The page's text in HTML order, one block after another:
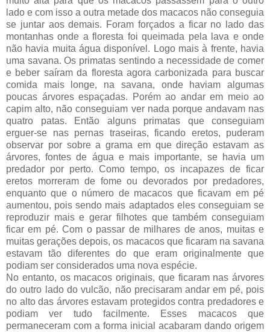
lado e com isso a outra metade dos macacos não conseguia
se juntar aos demais. Foram forçados a ficar no lado das
montanhas onde a floresta foi queimada pela lava e onde
não havia muita água disponível. Logo mais à frente, havia
uma savana. Os primatas sentindo a necessidade de comer
e beber saíram da floresta agora carbonizada para buscar
comida mais longe, na savana, onde haviam algumas
poucas árvores espaçadas. Porém ao andar em meio ao
capim alto, não conseguiam ver nada porque andavam nas
quatro patas. Então alguns primatas que conseguiam
erguer-se nas pernas traseiras, ficando eretos, puderam
observar por sobre a grama em que direção estavam as
árvores, fontes de água e mais importante, se havia um
predador por perto. Como tempo, os incapazes de ficar
eretos morreram de fome ou devorados por predadores,
enquanto que o número de macacos que ficavam em pé
aumentou, pois sendo mais adaptados eles conseguiam se
reproduzir mais e gerar filhotes que também conseguiam
ficar em pé. Com o passar de milhares de anos, muitas e
muitas gerações depois, os macacos que ficaram na savana
estavam tão diferentes do que eram originalmente que
podiam ser considerados uma nova espécie.
No entanto, os macacos originais, que ficaram nas árvores
do outro lado do vulcão, não precisaram andar em pé, pois
no alto das árvores estavam protegidos contra predadores e
podiam ver tudo facilmente. Esses macacos que
permaneceram com a forma inicial acabaram dando origem